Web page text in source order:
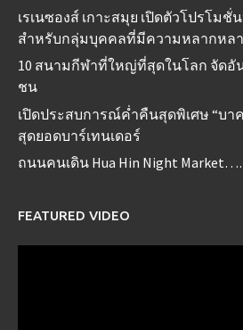
เรเนซองส์ เกาะสมุย เปิดตัวโปรโม
สำหรับกลุ่มบุคคลที่มีความหลากหลา
10 สนามกีฬาที่ใหญ่ที่สุดในโลก จัดอั
ชน
เปิดประสบการณ์ค่ำคืนสุดพิเศษ “บา
สุดยอดบาร์เทนเดอร์
ถนนคนเดิน Hua Hin Night
FEATURED VIDEO